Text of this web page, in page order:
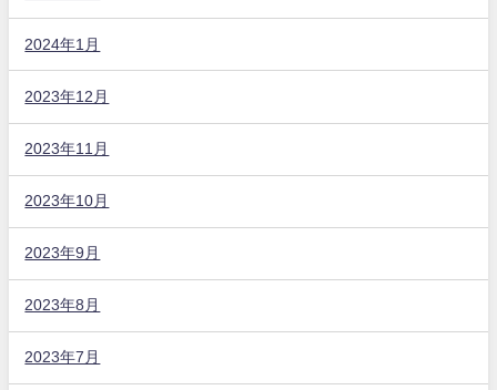
2024年1月
2023年12月
2023年11月
2023年10月
2023年9月
2023年8月
2023年7月